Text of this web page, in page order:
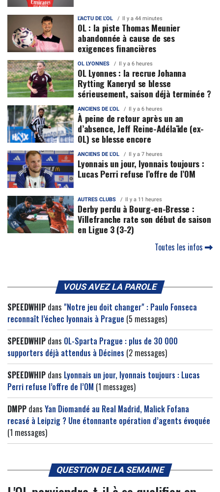
L'ACTU DE L'OL Il y a 44 minutes
OL : la piste Thomas Meunier
abandonnée à cause de ses
exigences financières
OL LYONNES Il y a 6 heures
OL Lyonnes : la recrue Johanna
Rytting Kaneryd se blesse
sérieusement, saison déjà terminée ?
ANCIENS DE L'OL Il y a 6 heures
À peine de retour après un an
d’absence, Jeff Reine-Adélaïde (ex-
OL) se blesse encore
ANCIENS DE L'OL Il y a 7 heures
Lyonnais un jour, lyonnais toujours :
Lucas Perri refuse l’offre de l’OM
AUTRES CLUBS Il y a 11 heures
Derby perdu à Bourg-en-Bresse :
Villefranche rate son début de saison
en Ligue 3 (3-2)
Toutes les infos
VOUS AVEZ LA PAROLE
SPEEDWHIP dans "Notre jeu doit changer" : Paulo Fonseca
reconnaît l’échec lyonnais à Prague (5 messages)
SPEEDWHIP dans OL-Sparta Prague : plus de 30 000
supporters déjà attendus à Décines (2 messages)
SPEEDWHIP dans Lyonnais un jour, lyonnais toujours : Lucas
Perri refuse l’offre de l’OM (1 messages)
DMPP dans Yan Diomandé au Real Madrid, Malick Fofana
recasé à Leipzig ? Une étonnante opération d’agents évoquée
(1 messages)
QUESTION DE LA SEMAINE